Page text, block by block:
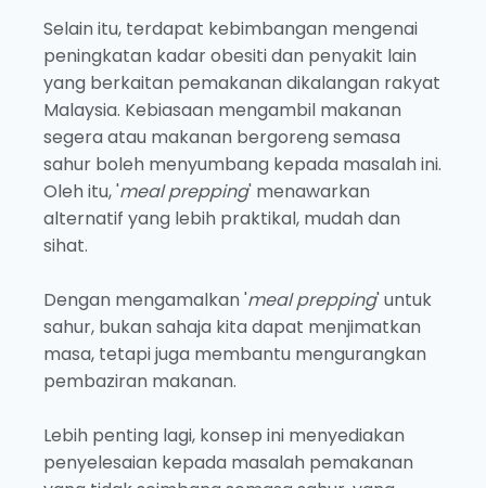
Selain itu, terdapat kebimbangan mengenai
peningkatan kadar obesiti dan penyakit lain
yang berkaitan pemakanan dikalangan rakyat
Malaysia. Kebiasaan mengambil makanan
segera atau makanan bergoreng semasa
sahur boleh menyumbang kepada masalah ini.
Oleh itu, 'meal prepping' menawarkan
alternatif yang lebih praktikal, mudah dan
sihat.
Dengan mengamalkan 'meal prepping' untuk
sahur, bukan sahaja kita dapat menjimatkan
masa, tetapi juga membantu mengurangkan
pembaziran makanan.
Lebih penting lagi, konsep ini menyediakan
penyelesaian kepada masalah pemakanan